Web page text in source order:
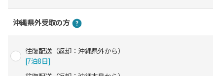
沖縄県外受取の方
往復配送（返却：沖縄県外から）
[7泊8日]